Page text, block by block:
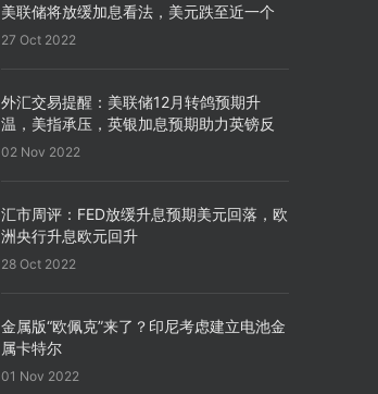
美联储将放缓加息看法，美元跌至近一个
月来新低
27 Oct 2022
外汇交易提醒：美联储12月转鸽预期升
温，美指承压，英银加息预期助力英镑反
弹
02 Nov 2022
汇市周评：FED放缓升息预期美元回落，欧
洲央行升息欧元回升
28 Oct 2022
金属版“欧佩克”来了？印尼考虑建立电池金
属卡特尔
01 Nov 2022